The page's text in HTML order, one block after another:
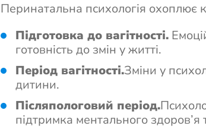
Перинатальна психологія охоплює
Підготовка до вагітності.
готовність до змін у житті.
Період вагітності.Зміни у
дитини.
Післяпологовий період.
підтримка ментального